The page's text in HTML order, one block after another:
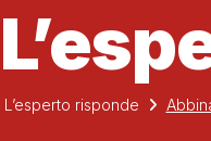
L’esperto risponde